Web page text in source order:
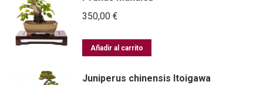
350,00 €
Añadir al carrito
Juniperus chinensis Itoigawa